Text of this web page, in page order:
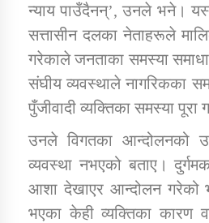
कार्यक्रम
कर्णाली प्राविधि
न्याय पाउँदैनन्’, उनले भने।
सत्तासीन दलका नेताहरूले
गरेकाले जनताका समस्या
संघीय व्यवस्थाले नागरिकका
पुँजीवादी व्यक्तिका समस्या पूरा
उनले विगतका आन्दोलनको
व्यवस्था नभएको बताए।
आशा देखाएर आन्दोलन गरेको
भएका केही व्यक्तिका कारण